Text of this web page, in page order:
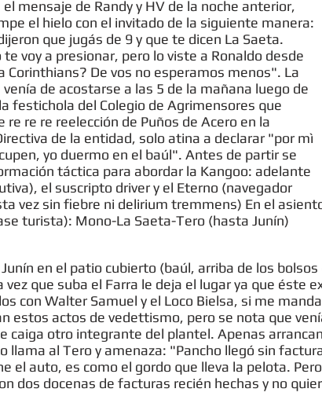
el mensaje de Randy y HV de la noche anterior,
el hielo con el invitado de la siguiente manera:
que jugás de 9 y que te dicen La Saeta.
te voy a presionar, pero lo viste a Ronaldo desde
Corinthians? De vos no esperamos menos". La
venía de acostarse a las 5 de la mañana luego de
festichola del Colegio de Agrimensores que
re re re reelección de Puños de Acero en la
de la entidad, solo atina a declarar "por mì
yo duermo en el baúl". Antes de partir se
táctica para abordar la Kangoo: adelante
el suscripto driver y el Eterno (navegador
vez sin fiebre ni delirium tremmens) En el
turista): Mono-La Saeta-Tero (hasta Junín)
en el patio cubierto (baúl, arriba de los
vez que suba el Farra le deja el lugar ya que éste
con Walter Samuel y el Loco Bielsa, si me
estos actos de vedettismo, pero se nota que
caiga otro integrante del plantel. Apenas
llama al Tero y amenaza: "Pancho llegó sin
el auto, es como el gordo que lleva la pelota.
dos docenas de facturas recién hechas y no